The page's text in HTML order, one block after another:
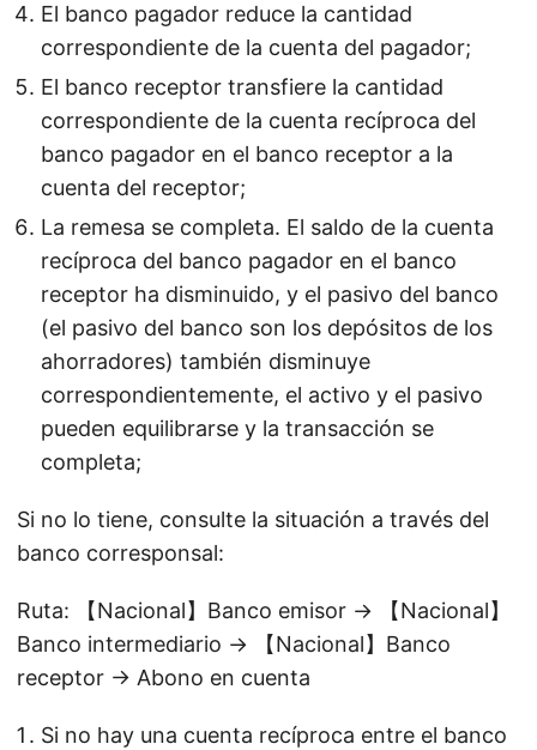
El banco pagador reduce la cantidad
correspondiente de la cuenta del pagador;
El banco receptor transfiere la cantidad
correspondiente de la cuenta recíproca del
banco pagador en el banco receptor a la
cuenta del receptor;
La remesa se completa. El saldo de la cuenta
recíproca del banco pagador en el banco
receptor ha disminuido, y el pasivo del banco
(el pasivo del banco son los depósitos de los
ahorradores) también disminuye
correspondientemente, el activo y el pasivo
pueden equilibrarse y la transacción se
completa;
Si no lo tiene, consulte la situación a través del
banco corresponsal:
Ruta: 【Nacional】Banco emisor → 【Nacional】
Banco intermediario → 【Nacional】Banco
receptor → Abono en cuenta
Si no hay una cuenta recíproca entre el banco